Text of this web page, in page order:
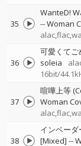
35
WanteD!
--Woman
36
可愛くて
soleia
16bit/
37
喧嘩上等
Woman
38
インベー
[Mixed] --